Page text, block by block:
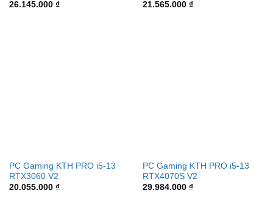
26.145.000 ₫
21.565.000 ₫
PC Gaming KTH PRO i5-13
RTX3060 V2
20.055.000 ₫
PC Gaming KTH PRO i5-13
RTX4070S V2
29.984.000 ₫